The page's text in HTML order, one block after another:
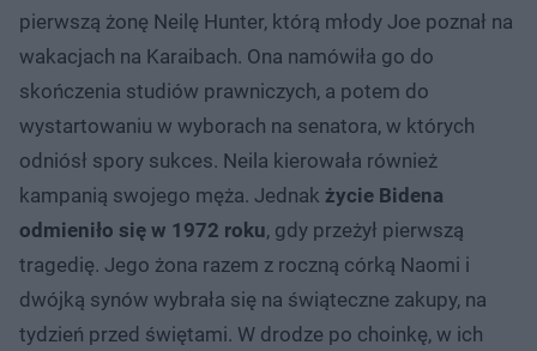
pierwszą żonę Neilę Hunter, którą młody Joe poznał na
wakacjach na Karaibach. Ona namówiła go do
skończenia studiów prawniczych, a potem do
wystartowaniu w wyborach na senatora, w których
odniósł spory sukces. Neila kierowała również
kampanią swojego męża. Jednak życie Bidena
odmieniło się w 1972 roku, gdy przeżył pierwszą
tragedię. Jego żona razem z roczną córką Naomi i
dwójką synów wybrała się na świąteczne zakupy, na
tydzień przed świętami. W drodze po choinkę, w ich